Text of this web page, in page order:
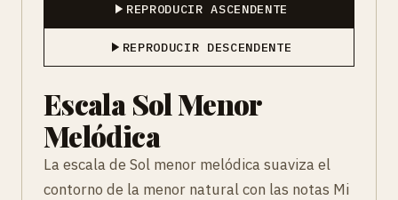
REPRODUCIR ASCENDENTE
REPRODUCIR DESCENDENTE
Escala Sol Menor
Melódica
La escala de Sol menor melódica suaviza el
contorno de la menor natural con las notas Mi